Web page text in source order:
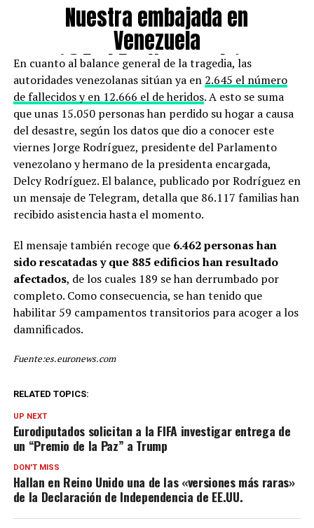
Nuestra embajada en
Venezuela
(@EmbEspVenezuela) y
nuestro consulado en
Caracas
(@ConsEspCaracas) están
operativos y actualizando
información a través de
sus canales y redes
oficiales.
Teléfonos de emergencia:
pic.twitter.com/T5ksZ9gR
am— Ministerio de
Asuntos Exteriores, UE y
Cooperación (@MAECgob)
En cuanto al balance general de la tragedia, las
autoridades venezolanas sitúan ya en 2.645 el número
de fallecidos y en 12.666 el de heridos. A esto se suma
que unas 15.050 personas han perdido su hogar a causa
del desastre, según los datos que dio a conocer este
viernes Jorge Rodríguez, presidente del Parlamento
venezolano y hermano de la presidenta encargada,
Delcy Rodríguez. El balance, publicado por Rodríguez en
un mensaje de Telegram, detalla que 86.117 familias han
recibido asistencia hasta el momento.
El mensaje también recoge que 6.462 personas han
sido rescatadas y que 885 edificios han resultado
afectados, de los cuales 189 se han derrumbado por
completo. Como consecuencia, se han tenido que
habilitar 59 campamentos transitorios para acoger a los
damnificados.
Fuente:es.euronews.com
RELATED TOPICS:
UP NEXT
Eurodiputados solicitan a la FIFA investigar entrega de
un “Premio de la Paz” a Trump
DON'T MISS
Hallan en Reino Unido una de las «versiones más raras»
de la Declaración de Independencia de EE.UU.